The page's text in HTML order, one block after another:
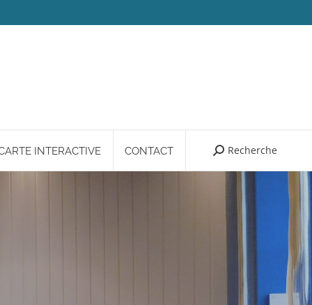
INTERACTIVE CONTACT Search:
Recherche